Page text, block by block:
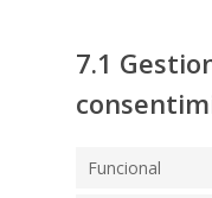
7.1
Funcional